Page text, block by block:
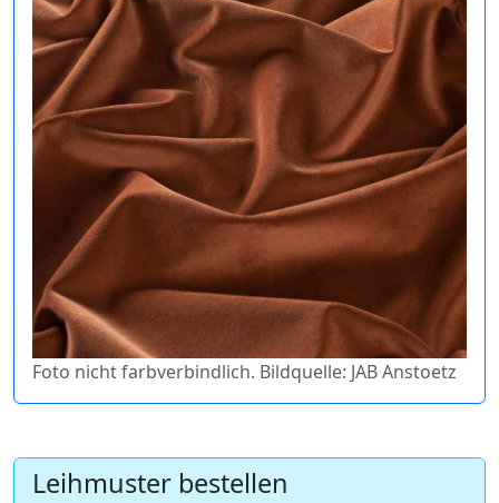
Foto nicht farbverbindlich. Bildquelle: JAB Anstoetz
Leihmuster bestellen